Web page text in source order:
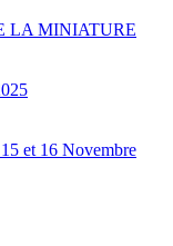
LA MINIATURE
et 16 Novembre